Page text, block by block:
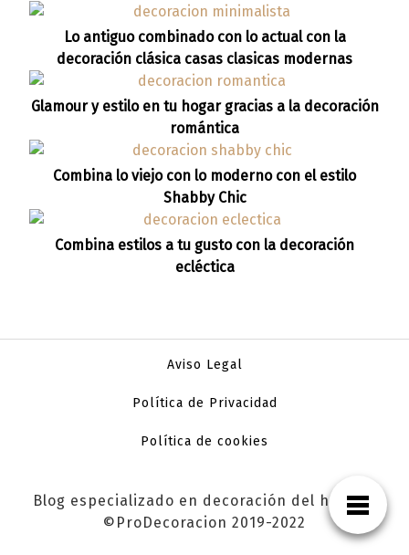
Lo antiguo combinado con lo actual con la
decoración clásica casas clasicas modernas
Glamour y estilo en tu hogar gracias a la decoración
romántica
Combina lo viejo con lo moderno con el estilo
Shabby Chic
Combina estilos a tu gusto con la decoración
ecléctica
Aviso Legal
Política de Privacidad
Política de cookies
Blog especializado en decoración del hogar |
©ProDecoracion 2019-2022